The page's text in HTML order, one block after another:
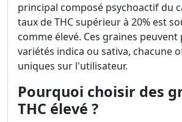
principal composé psychoactif du
taux de THC supérieur à 20% est
comme élevé. Ces graines
variétés indica ou sativa, chacune
uniques sur l'utilisateur.
Pourquoi choisir des
THC élevé ?